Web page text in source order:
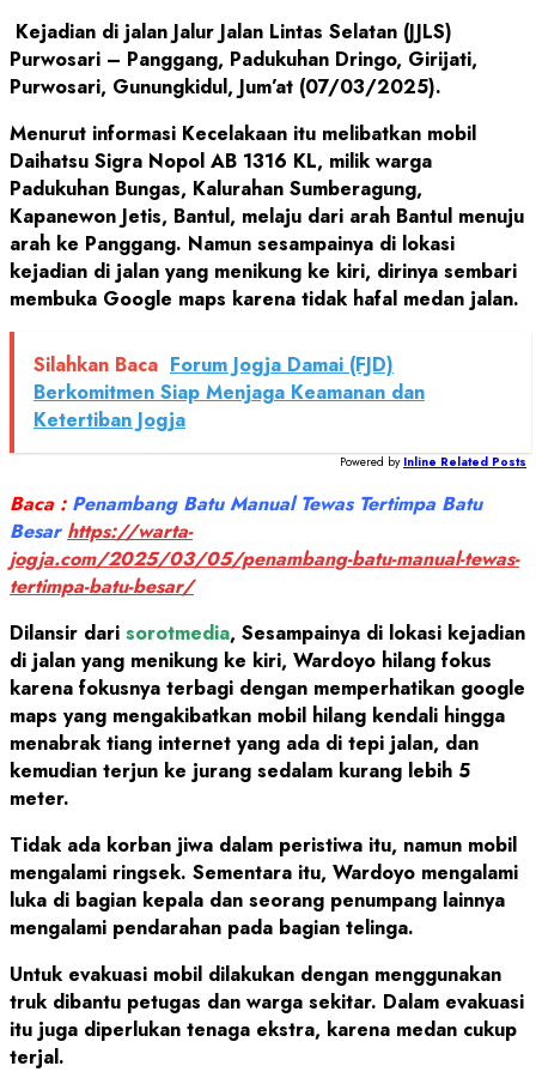
Kejadian di jalan Jalur Jalan Lintas Selatan (JJLS)
Purwosari – Panggang, Padukuhan Dringo, Girijati,
Purwosari, Gunungkidul, Jum’at (07/03/2025).
Menurut informasi Kecelakaan itu melibatkan mobil
Daihatsu Sigra Nopol AB 1316 KL, milik warga
Padukuhan Bungas, Kalurahan Sumberagung,
Kapanewon Jetis, Bantul, melaju dari arah Bantul menuju
arah ke Panggang. Namun sesampainya di lokasi
kejadian di jalan yang menikung ke kiri, dirinya sembari
membuka Google maps karena tidak hafal medan jalan.
Silahkan Baca Forum Jogja Damai (FJD)
Berkomitmen Siap Menjaga Keamanan dan
Ketertiban Jogja
Powered by Inline Related Posts
Baca : Penambang Batu Manual Tewas Tertimpa Batu
Besar https://warta-
jogja.com/2025/03/05/penambang-batu-manual-tewas-
tertimpa-batu-besar/
Dilansir dari sorotmedia, Sesampainya di lokasi kejadian
di jalan yang menikung ke kiri, Wardoyo hilang fokus
karena fokusnya terbagi dengan memperhatikan google
maps yang mengakibatkan mobil hilang kendali hingga
menabrak tiang internet yang ada di tepi jalan, dan
kemudian terjun ke jurang sedalam kurang lebih 5
meter.
Tidak ada korban jiwa dalam peristiwa itu, namun mobil
mengalami ringsek. Sementara itu, Wardoyo mengalami
luka di bagian kepala dan seorang penumpang lainnya
mengalami pendarahan pada bagian telinga.
Untuk evakuasi mobil dilakukan dengan menggunakan
truk dibantu petugas dan warga sekitar. Dalam evakuasi
itu juga diperlukan tenaga ekstra, karena medan cukup
terjal.